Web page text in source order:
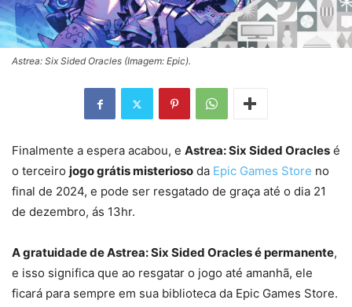
Astrea: Six Sided Oracles (Imagem: Epic).
Finalmente a espera acabou, e Astrea: Six Sided Oracles é
o terceiro jogo grátis misterioso da Epic Games Store no
final de 2024, e pode ser resgatado de graça até o dia 21
de dezembro, ás 13hr.
A gratuidade de Astrea: Six Sided Oracles é permanente,
e isso significa que ao resgatar o jogo até amanhã, ele
ficará para sempre em sua biblioteca da Epic Games Store.